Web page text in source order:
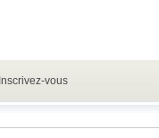
Inscrivez-vous